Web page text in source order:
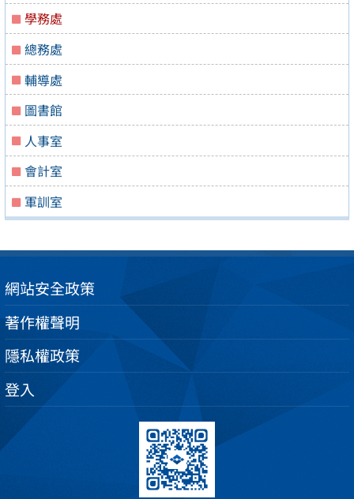
學務處
總務處
輔導處
圖書館
人事室
會計室
軍訓室
網站安全政策
著作權聲明
隱私權政策
登入